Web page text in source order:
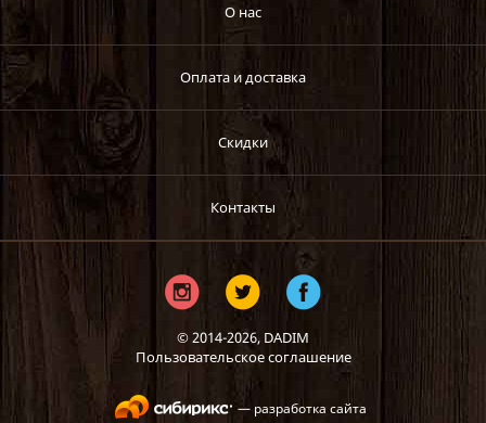
О нас
Оплата и доставка
Скидки
Контакты
© 2014-2026, DADIM
Пользовательское соглашение
— разработка сайта